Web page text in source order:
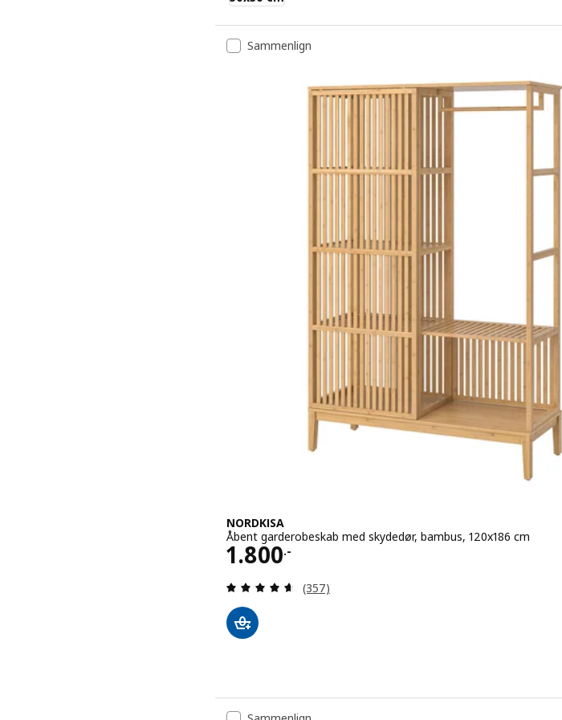
Sammenlign
NORDKISA
Åbent garderobeskab med skydedør, bambus, 120x186 cm
1.800.-
Pris 1800.-
Anmeld: 4.6 ud af 5 Stjerner. Anmeldelser i alt:
(357)